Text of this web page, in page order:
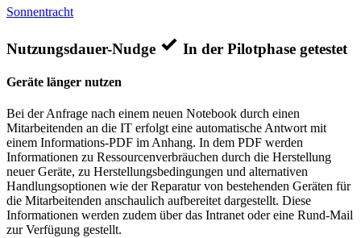
Sonnentracht
Nutzungsdauer-Nudge In der Pilotphase getestet
Geräte länger nutzen
Bei der Anfrage nach einem neuen Notebook durch einen
Mitarbeitenden an die IT erfolgt eine automatische Antwort mit
einem Informations-PDF im Anhang. In dem PDF werden
Informationen zu Ressourcenverbräuchen durch die Herstellung
neuer Geräte, zu Herstellungsbedingungen und alternativen
Handlungsoptionen wie der Reparatur von bestehenden Geräten für
die Mitarbeitenden anschaulich aufbereitet dargestellt. Diese
Informationen werden zudem über das Intranet oder eine Rund-Mail
zur Verfügung gestellt.